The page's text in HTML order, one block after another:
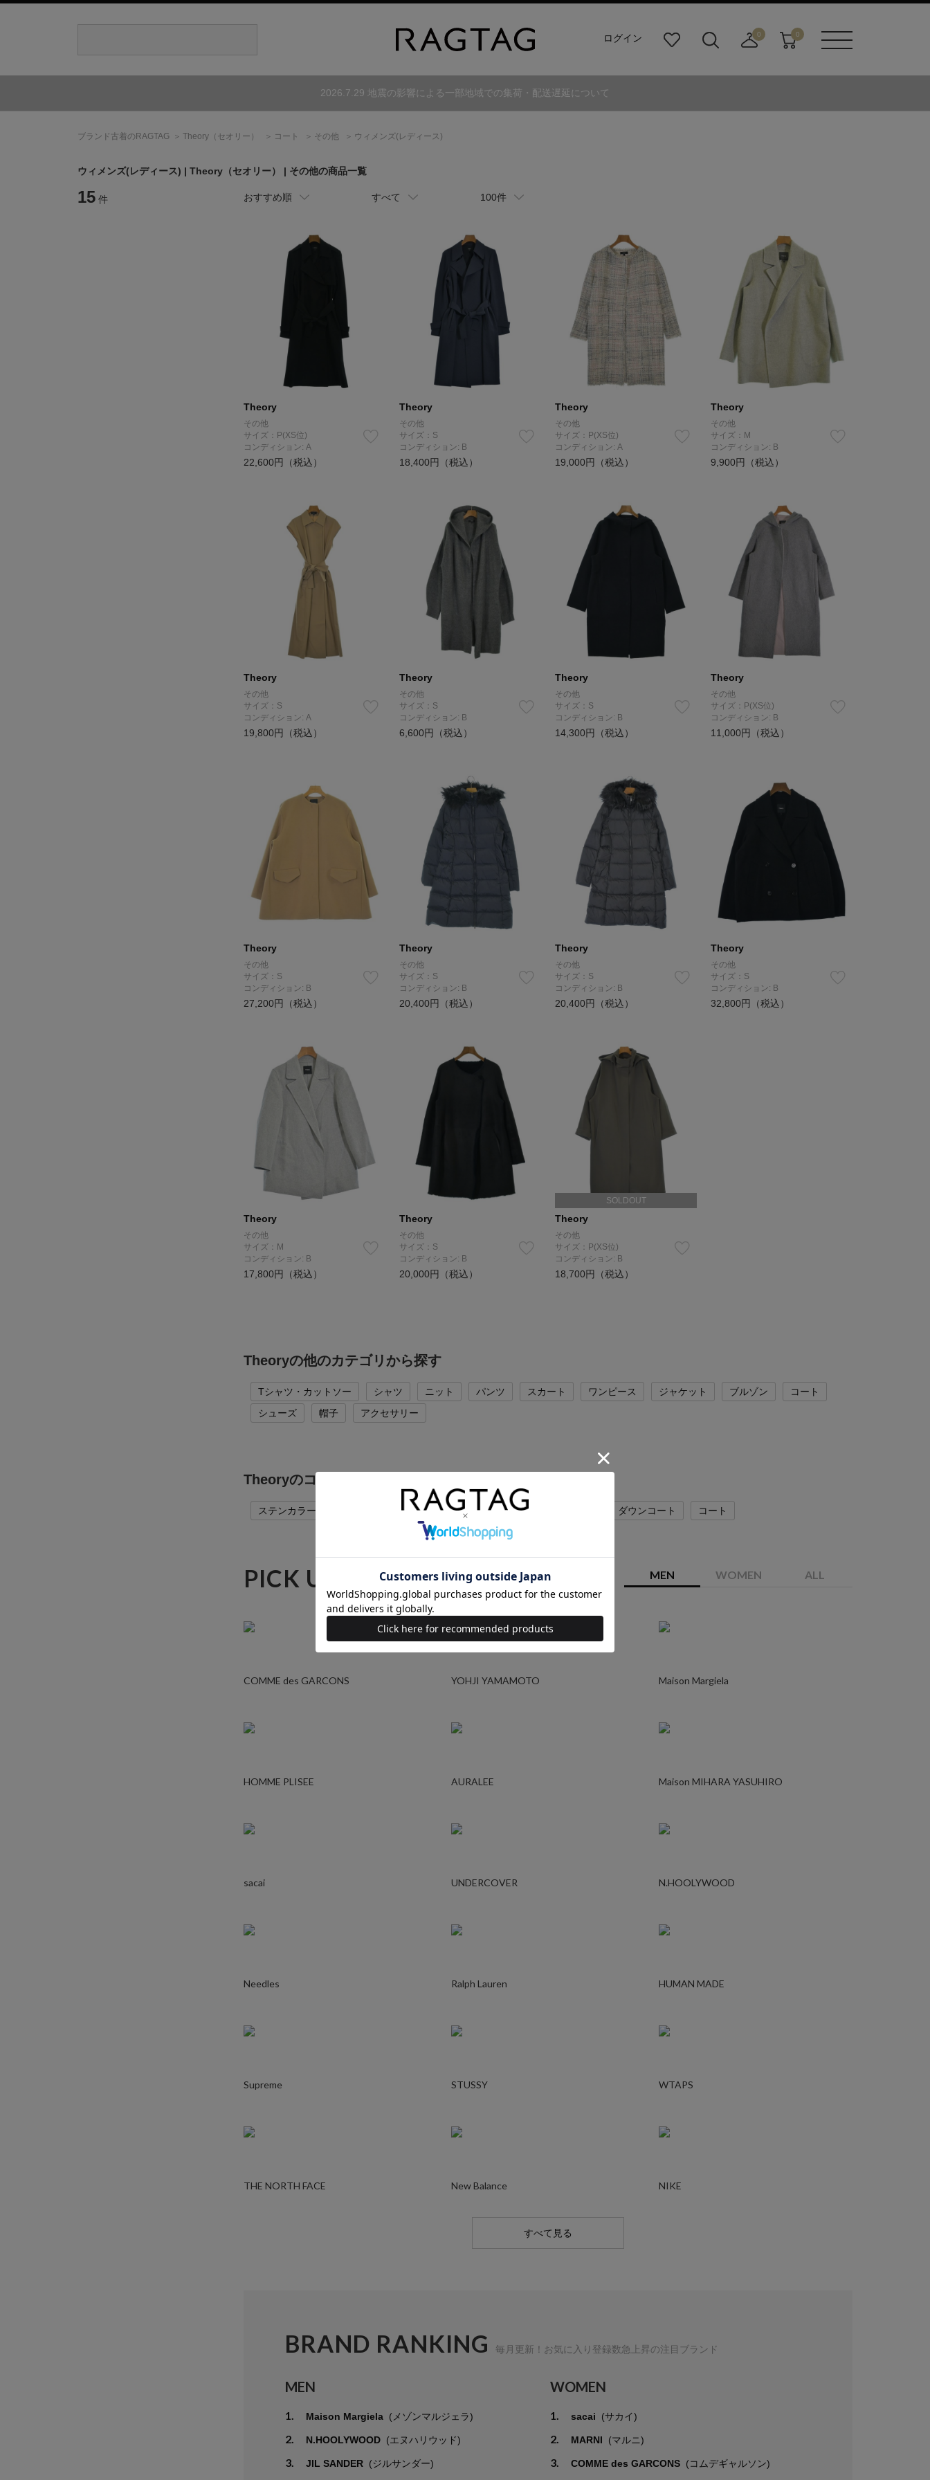
ログイン
り
ダ
0
寄
0
2026.7.29 地震の影響による一部地域での集荷・配送遅延について
ブランド古着のRAGTAG Theory （セオリー） コート その他 ウィメンズ(レディース)
ウィメンズ(レディース) | Theory （セオリー） | その他の商品一覧
15 件 おすすめ順 すべて 100件
Theory
その他
サイズ：P(XS位)
コンディション: A
22,600円（税込）
Theory
その他
サイズ：S
コンディション: B
18,400円（税込）
Theory
その他
サイズ：P(XS位)
コンディション: A
19,000円（税込）
Theory
その他
サイズ：M
コンディション: B
9,900円（税込）
Theory
その他
サイズ：S
コンディション: A
19,800円（税込）
Theory
その他
サイズ：S
コンディション: B
6,600円（税込）
Theory
その他
サイズ：S
コンディション: B
14,300円（税込）
Theory
その他
サイズ：P(XS位)
コンディション: B
11,000円（税込）
Theory
その他
サイズ：S
コンディション: B
27,200円（税込）
Theory
その他
サイズ：S
コンディション: B
20,400円（税込）
Theory
その他
サイズ：S
コンディション: B
20,400円（税込）
Theory
その他
サイズ：S
コンディション: B
32,800円（税込）
Theory
その他
サイズ：M
コンディション: B
17,800円（税込）
Theory
その他
サイズ：S
コンディション: B
20,000円（税込）
SOLDOUT
Theory
その他
サイズ：P(XS位)
コンディション: B
18,700円（税込）
Theoryの他のカテゴリから探す
Tシャツ・カットソー シャツ ニット パンツ スカート ワンピース ジャケット ブルゾン
コート
シューズ
帽子 アクセサリー
Theoryのコートの他のカテゴリから探す
ステンカラーコート チェスターコート モッズコート ダウンコート コート
PICK UP BRAND RAGTAGバイヤーの厳選ブランド
MEN WOMEN ALL
COMME des GARCONS YOHJI YAMAMOTO Maison Margiela
HOMME PLISEE AURALEE Maison MIHARA YASUHIRO
sacai UNDERCOVER N.HOOLYWOOD
Needles Ralph Lauren HUMAN MADE
Supreme STUSSY WTAPS
THE NORTH FACE New Balance NIKE
すべて見る
BRAND RANKING 毎月更新！お気に入り登録数急上昇の注目ブランド
MEN
1. Maison Margiela (メゾンマルジェラ)
2. N.HOOLYWOOD (エヌハリウッド)
3. JIL SANDER (ジルサンダー)
WOMEN
1. sacai (サカイ)
2. MARNI (マルニ)
3. COMME des GARCONS (コムデギャルソン)